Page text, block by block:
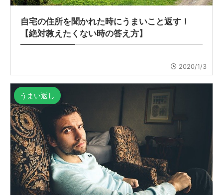
自宅の住所を聞かれた時にうまいこと返す！
【絶対教えたくない時の答え方】
2020/1/3
うまい返し